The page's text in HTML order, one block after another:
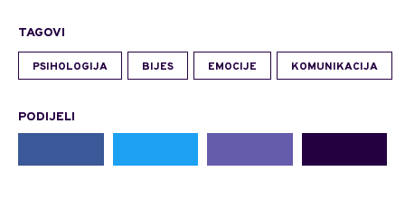
TAGOVI
PSIHOLOGIJA BIJES EMOCIJE KOMUNIKACIJA
PODIJELI